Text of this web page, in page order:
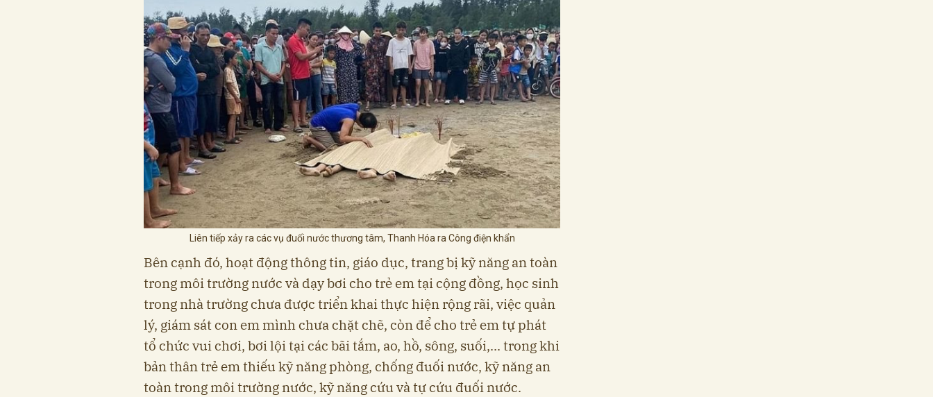
Liên tiếp xảy ra các vụ đuối nước thương tâm, Thanh Hóa ra Công điện khẩn
Bên cạnh đó, hoạt động thông tin, giáo dục, trang bị kỹ năng an toàn
trong môi trường nước và dạy bơi cho trẻ em tại cộng đồng, học sinh
trong nhà trường chưa được triển khai thực hiện rộng rãi, việc quản
lý, giám sát con em mình chưa chặt chẽ, còn để cho trẻ em tự phát
tổ chức vui chơi, bơi lội tại các bãi tắm, ao, hồ, sông, suối,... trong khi
bản thân trẻ em thiếu kỹ năng phòng, chống đuối nước, kỹ năng an
toàn trong môi trường nước, kỹ năng cứu và tự cứu đuối nước.